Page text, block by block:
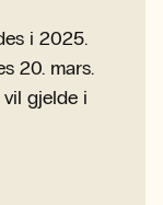
i 2025.
20. mars.
gjelde i